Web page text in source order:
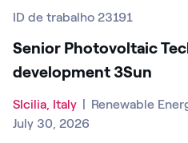
ID de trabalho 23191
Senior Photovoltaic
development 3Sun
SIcilia, Italy Renewable
July 30, 2026